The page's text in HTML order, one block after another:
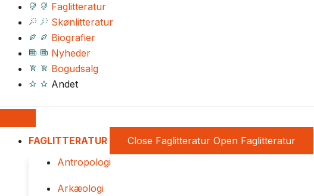
Faglitteratur
Skønlitteratur
Biografier
Nyheder
Bogudsalg
Andet
FAGLITTERATUR Close Faglitteratur Open Faglitteratur
Antropologi
Arkæologi